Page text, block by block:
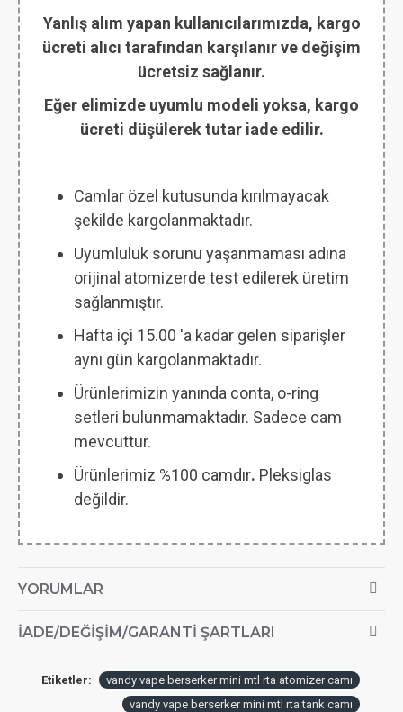
Yanlış alım yapan kullanıcılarımızda, kargo
ücreti alıcı tarafından karşılanır ve değişim
ücretsiz sağlanır.
Eğer elimizde uyumlu modeli yoksa, kargo
ücreti düşülerek tutar iade edilir.
Camlar özel kutusunda kırılmayacak
şekilde kargolanmaktadır.
Uyumluluk sorunu yaşanmaması adına
orijinal atomizerde test edilerek üretim
sağlanmıştır.
Hafta içi 15.00 'a kadar gelen siparişler
aynı gün kargolanmaktadır.
Ürünlerimizin yanında conta, o-ring
setleri bulunmamaktadır. Sadece cam
mevcuttur.
Ürünlerimiz %100 camdır. Pleksiglas
değildir.
YORUMLAR
İADE/DEĞIŞIM/GARANTI ŞARTLARI
Etiketler:
vandy vape berserker mini mtl rta atomizer camı
vandy vape berserker mini mtl rta tank camı